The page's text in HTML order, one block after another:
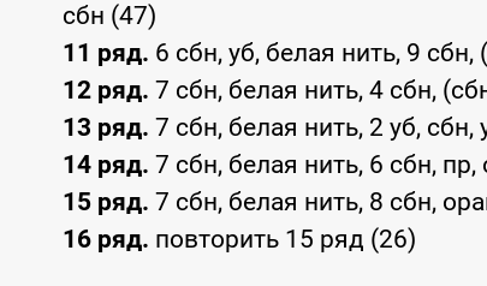
сбн (47)
11 ряд. 6 сбн, уб, белая нить, 9
12 ряд. 7 сбн, белая нить, 4 сбн,
13 ряд. 7 сбн, белая нить, 2 уб,
14 ряд. 7 сбн, белая нить, 6 сбн,
15 ряд. 7 сбн, белая нить, 8 сбн,
16 ряд. повторить 15 ряд (26)